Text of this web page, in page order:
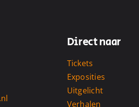
Direct naar
Tickets
Exposities
Uitgelicht
Verhalen